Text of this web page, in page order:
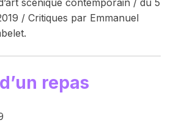
/ Critiques par Emmanuel
repas